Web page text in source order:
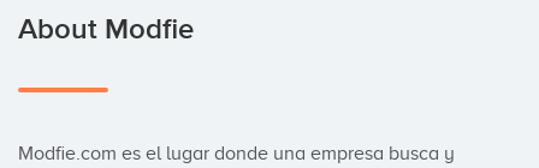
About Modfie
Modfie.com es el lugar donde una empresa busca y